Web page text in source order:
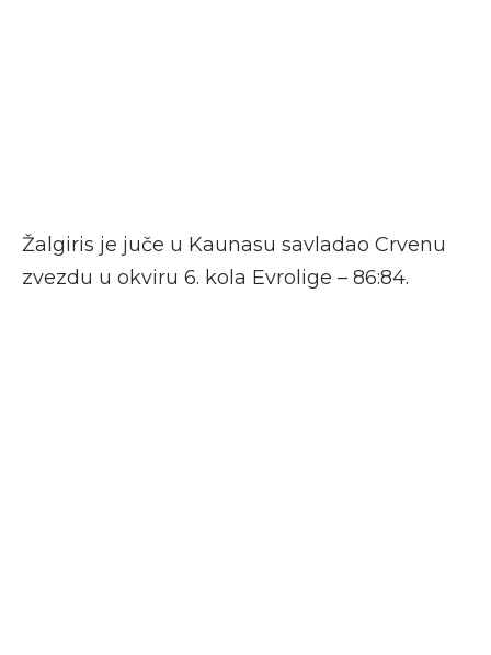
Žalgiris je juče u Kaunasu savladao Crvenu
zvezdu u okviru 6. kola Evrolige – 86:84.